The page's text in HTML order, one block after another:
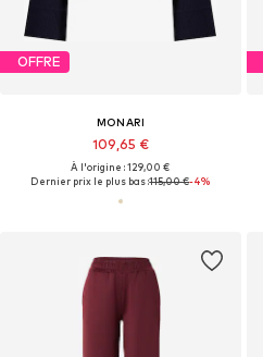
OFFRE
MONARI
109,65 €
À l'origine : 129,00 €
Dernier prix le plus bas :115,00 €-4%